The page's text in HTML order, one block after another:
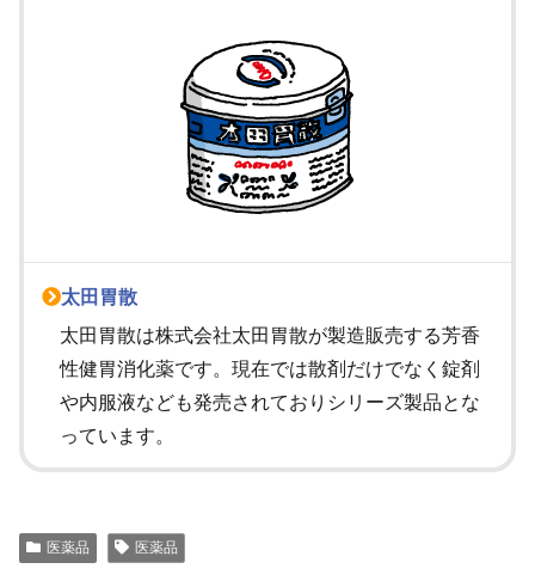
太田胃散
太田胃散は株式会社太田胃散が製造販売する芳香
性健胃消化薬です。現在では散剤だけでなく錠剤
や内服液なども発売されておりシリーズ製品とな
っています。
医薬品 医薬品